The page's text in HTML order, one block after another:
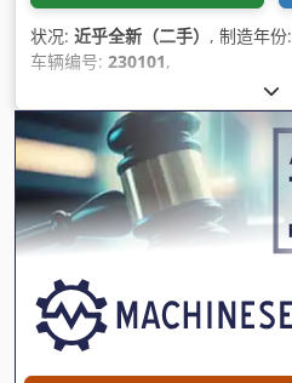
状况: 近乎全新（二手） , 制造年份:
车辆编号: 230101,